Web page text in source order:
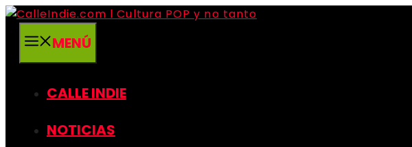
Saltar
contenidoMENÚ
CALLE INDIE
NOTICIAS